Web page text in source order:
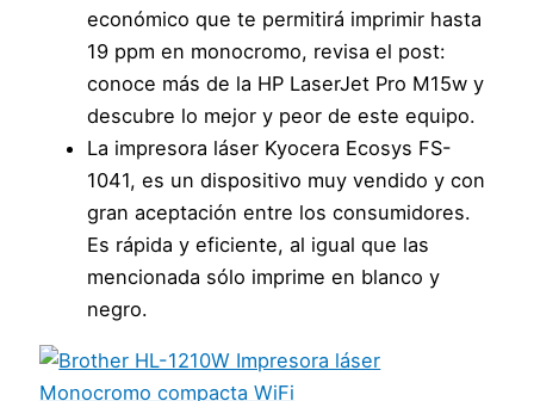
económico que te permitirá imprimir hasta
19 ppm en monocromo, revisa el post:
conoce más de la HP LaserJet Pro M15w y
descubre lo mejor y peor de este equipo.
La impresora láser Kyocera Ecosys FS-
1041, es un dispositivo muy vendido y con
gran aceptación entre los consumidores.
Es rápida y eficiente, al igual que las
mencionada sólo imprime en blanco y
negro.